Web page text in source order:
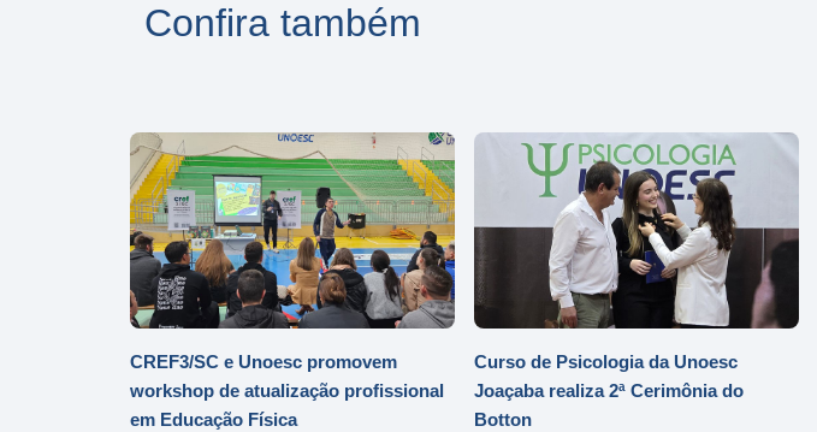
Confira também
CREF3/SC e Unoesc promovem
workshop de atualização profissional
em Educação Física
Curso de Psicologia da Unoesc
Joaçaba realiza 2ª Cerimônia do
Botton